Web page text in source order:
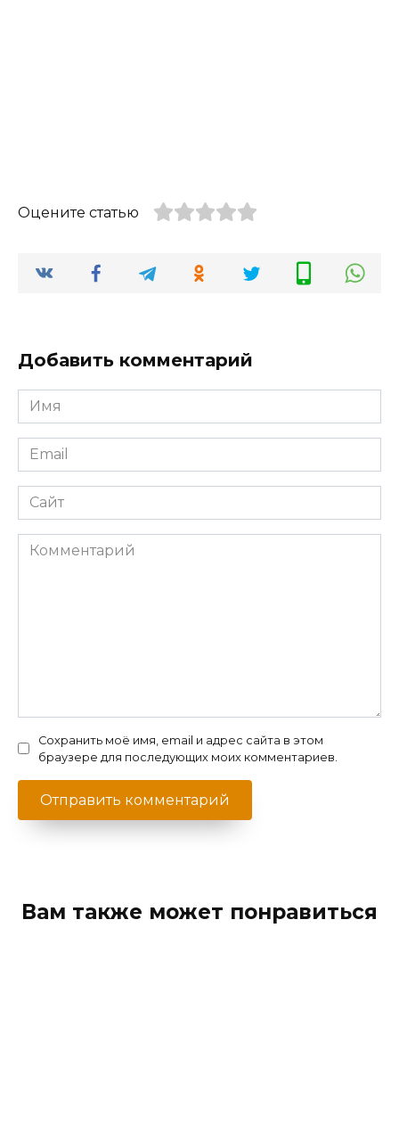
Оцените статью
Добавить комментарий
Имя
*
Email
*
Сайт
Комментарий
Сохранить моё имя, email и адрес сайта в этом
браузере для последующих моих комментариев.
Вам также может понравиться